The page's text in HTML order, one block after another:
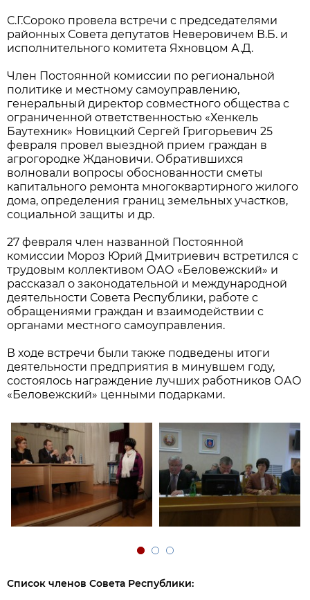
С.Г.Сороко провела встречи с председателями
районных Совета депутатов Неверовичем В.Б. и
исполнительного комитета Яхновцом А.Д.
Член Постоянной комиссии по региональной
политике и местному самоуправлению,
генеральный директор совместного общества с
ограниченной ответственностью «Хенкель
Баутехник» Новицкий Сергей Григорьевич 25
февраля провел выездной прием граждан в
агрогородке Ждановичи. Обратившихся
волновали вопросы обоснованности сметы
капитального ремонта многоквартирного жилого
дома, определения границ земельных участков,
социальной защиты и др.
27 февраля член названной Постоянной
комиссии Мороз Юрий Дмитриевич встретился с
трудовым коллективом ОАО «Беловежский» и
рассказал о законодательной и международной
деятельности Совета Республики, работе с
обращениями граждан и взаимодействии с
органами местного самоуправления.
В ходе встречи были также подведены итоги
деятельности предприятия в минувшем году,
состоялось награждение лучших работников ОАО
«Беловежский» ценными подарками.
Список членов Совета Республики: